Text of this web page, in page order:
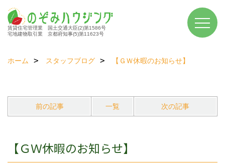
賃貸住宅管理業 国土交通大臣(2)第1586号
宅地建物取引業 京都府知事(5)第11623号
ホーム スタッフブログ 【ＧＷ休暇のお知らせ】
前の記事 一覧 次の記事
【ＧＷ休暇のお知らせ】